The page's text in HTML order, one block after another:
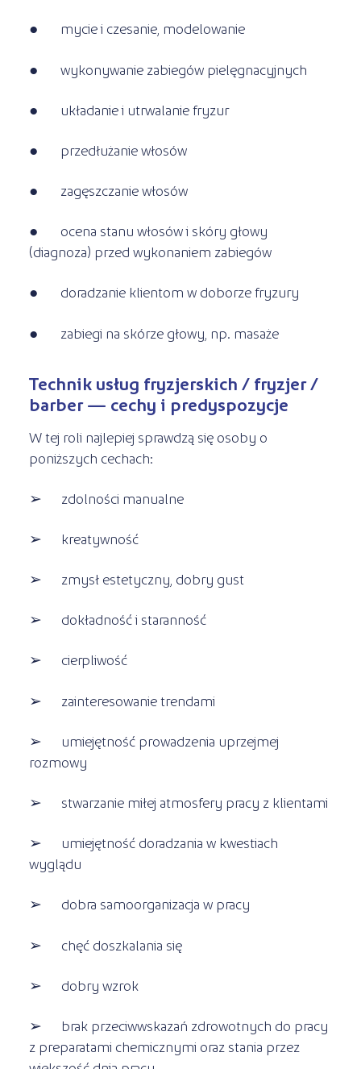
● mycie i czesanie, modelowanie
● wykonywanie zabiegów pielęgnacyjnych
● układanie i utrwalanie fryzur
● przedłużanie włosów
● zagęszczanie włosów
● ocena stanu włosów i skóry głowy
(diagnoza) przed wykonaniem zabiegów
● doradzanie klientom w doborze fryzury
● zabiegi na skórze głowy, np. masaże
Technik usług fryzjerskich / fryzjer /
barber — cechy i predyspozycje
W tej roli najlepiej sprawdzą się osoby o
poniższych cechach:
➢ zdolności manualne
➢ kreatywność
➢ zmysł estetyczny, dobry gust
➢ dokładność i staranność
➢ cierpliwość
➢ zainteresowanie trendami
➢ umiejętność prowadzenia uprzejmej
rozmowy
➢ stwarzanie miłej atmosfery pracy z klientami
➢ umiejętność doradzania w kwestiach
wyglądu
➢ dobra samoorganizacja w pracy
➢ chęć doszkalania się
➢ dobry wzrok
➢ brak przeciwwskazań zdrowotnych do pracy
z preparatami chemicznymi oraz stania przez